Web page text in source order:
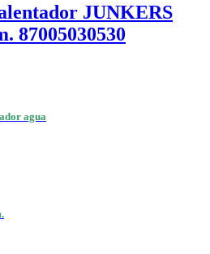
JUNKERS
87005030530
agua